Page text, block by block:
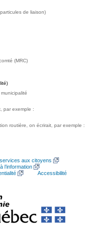
de liaison)
(MRC)
par exemple :
routière, on écrirait, par exemple :
aux citoyens
l’information
Accessibilité